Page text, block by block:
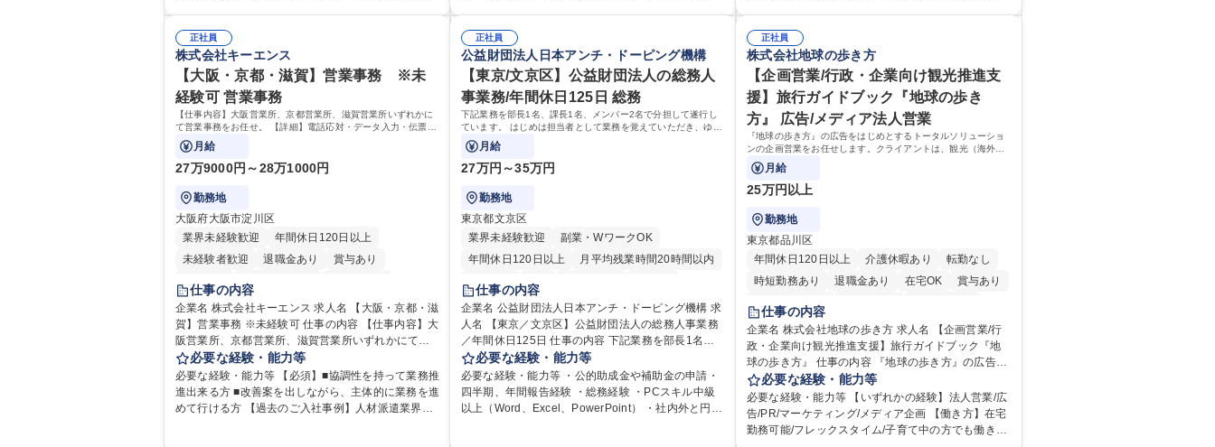
て、休職者管理など、幅広く経験を積んでいただき
ます。 ・将来的な広がり：総務・採用・教育・税務
対応・経営企画等。 ★メンバーがマンツーマンで丁
寧に教えるため、ご経験が浅くても安心！幅広く経
験を積みたい意欲がある方に最適な環境です。 募集
職種 【総務・人事】未経験歓迎/日立グループ/組織運
ームで仕事を推進できる方■将来はマネジメント職と
して活躍したい 【尚可】■人事、労務、採用、教育業
務のご経験 ■労務管理（給与計算・社会保険手続き・
勤怠管理など）の経験 ■衛生管理者の資格をお持ちの
方 学歴・資格 学歴：大学院 大学 高専 短大 専修学校
高校 語学力： 資格：
運営、新宿駅西口広場の「イベントコーナー」など
の管理運営 ■道路部門：整備の急がれる骨格幹線道路
や木造住宅密集地域の特定整備路線の用地取得、道
路に関する普及啓発事業、都内の道路施設や道路工
事現場の見学ツアー事業 ※入社後は上記いずれかの
部門へ配属。※業務内容変更の範囲：会社の定める
業月平均9時間未満／有給年平均16日取得
携われる：総合職（事務）では、駐車場の管理運営
や道路用地の取得、公益財団法人の中枢を担う管理
部門など多岐に渡る業務を経験できます。 ■様々なプ
ロジェクト：駐車場事業の他、新宿駅西口広場内に
設置された照明を兼ねた広告「ブライトサイン」の
管理運営を行うなど、事業収益を生み出す活動を積
極的に行っています。 学歴・資格 学歴：大学院 大学
高専 短大 専修学校 高校 語学力： 資格：
当業務を持ちつつ、お互いに助け合いながら、総務
部という組織として協力しながら進める体制です。
募集職種 【大阪】総務人事＜未経験歓迎＞◇三菱電
機G・社会インフラを支える/年休127日
い、業務を円滑に遂行できる協調性やコミュニケー
ション能力を持っている方 ・人事総務領域に興味が
ありゼネラリスト志向をお持ちの方 学歴・資格 学
歴：大学院 大学 語学力： 資格：
正社員
株式会社キーエンス
【大阪・京都・滋賀】営業事務 ※未
経験可 営業事務
【仕事内容】大阪営業所、京都営業所、滋賀営業所いずれかに
て営業事務をお任せ。 【詳細】電話応対・データ入力・伝票や
見積の作成・カタログ送付・来客対応・営業所内で発生する事
務業務や業務改善をお任せ。
月給
27万9000円～28万1000円
勤務地
大阪府大阪市淀川区
業界未経験歓迎
年間休日120日以上
未経験者歓迎
退職金あり
賞与あり
育休あり
完全週休2日制
駅近5分以内
土日祝休み
仕事の内容
企業名 株式会社キーエンス 求人名 【大阪・京都・滋
賀】営業事務 ※未経験可 仕事の内容 【仕事内容】大
阪営業所、京都営業所、滋賀営業所いずれかにて営
業事務をお任せ。 【詳細】電話応対・データ入力・
伝票や見積の作成・カタログ送付・来客対応・営業
所内で発生する事務業務や業務改善をお任せ。 【教
育制度】ご入社後、育成担当とペアになりながらOJT
必要な経験・能力等
必要な経験・能力等 【必須】■協調性を持って業務推
進出来る方 ■改善案を出しながら、主体的に業務を進
めて行ける方 【過去のご入社事例】人材派遣業界や
正社員
公益財団法人日本アンチ・ドーピング機構
【東京/文京区】公益財団法人の総務人
事業務/年間休日125日 総務
下記業務を部長1名、課長1名、メンバー2名で分担して遂行し
ています。 はじめは担当者として業務を覚えていただき、ゆく
ゆくはリーダーやマネージャーポジションとして活躍いただく
ことを期待しています。
月給
27万円～35万円
勤務地
東京都文京区
業界未経験歓迎
副業・WワークOK
年間休日120日以上
月平均残業時間20時間以内
転勤なし
英語
賞与あり
育休あり
完全週休2日制
交通費支給
土日祝休み 食事補助あり
仕事の内容
企業名 公益財団法人日本アンチ・ドーピング機構 求
人名 【東京／文京区】公益財団法人の総務人事業務
／年間休日125日 仕事の内容 下記業務を部長1名、
課長1名、メンバー2名で分担して遂行しています。
はじめは担当者として業務を覚えていただき、ゆく
ゆくはリーダーやマネージャーポジションとして活
躍いただくことを期待しています。 【総務・人事グ
必要な経験・能力等
必要な経験・能力等 ・公的助成金や補助金の申請・
四半期、年間報告経験 ・総務経験 ・PCスキル中級
以上（Word、Excel、PowerPoint） ・社内外と円滑
正社員
株式会社地球の歩き方
【企画営業/行政・企業向け観光推進支
援】旅行ガイドブック『地球の歩き
方』 広告/メディア法人営業
『地球の歩き方』の広告をはじめとするトータルソリューショ
ンの企画営業をお任せします。クライアントは、観光（海外旅
行、国内旅行、インバウンド）で地域や事業を推進したい国内
外の行政や企業です。
月給
25万円以上
勤務地
東京都品川区
年間休日120日以上
介護休暇あり
転勤なし
時短勤務あり
退職金あり 在宅OK
賞与あり
完全週休2日制
土日祝休み
仕事の内容
企業名 株式会社地球の歩き方 求人名 【企画営業/行
政・企業向け観光推進支援】旅行ガイドブック『地
球の歩き方』 仕事の内容 『地球の歩き方』の広告を
はじめとするトータルソリューションの企画営業を
お任せします。クライアントは、観光（海外旅行、
国内旅行、インバウンド）で地域や事業を推進した
い国内外の行政や企業です。 【業務詳細】■『地球の
必要な経験・能力等
必要な経験・能力等 【いずれかの経験】法人営業/広
告/PR/マーケティング/メディア企画 【働き方】在宅
勤務可能/フレックスタイム/子育て中の方でも働きや